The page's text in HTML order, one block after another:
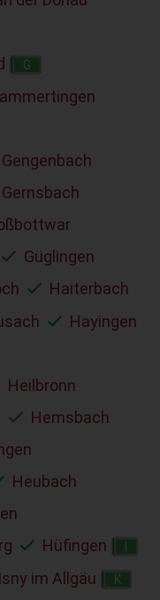
G
Gengenbach
Gernsbach
Güglingen
Haiterbach
Hayingen
Heilbronn
Hemsbach
Heubach
Hüfingen
Isny im Allgäu K